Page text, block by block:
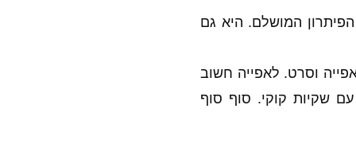
המושלם. היא גם
באריזת סוכרייה זה שלא צריך תבנית, פשוט 2 ניירות אפייה וסרט. לאפייה חשוב
שקיות קוקי. סוף סוף